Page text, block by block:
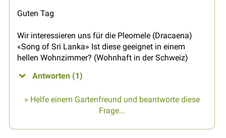
Guten Tag
Wir interessieren uns für die Pleomele (Dracaena)
«Song of Sri Lanka» Ist diese geeignet in einem
hellen Wohnzimmer? (Wohnhaft in der Schweiz)
Antworten (1)
» Helfe einem Gartenfreund und beantworte diese
Frage...